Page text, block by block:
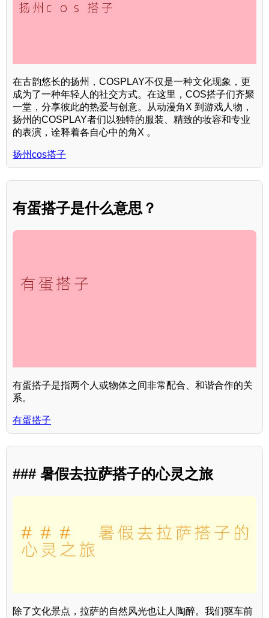
在古韵悠长的扬州，COSPLAY不仅是一种文化现象，更
成为了一种年轻人的社交方式。在这里，COS搭子们齐聚
一堂，分享彼此的热爱与创意。从动漫角X 到游戏人物，
扬州的COSPLAY者们以独特的服装、精致的妆容和专业
的表演，诠释着各自心中的角X 。
扬州cos搭子
有蛋搭子是什么意思？
有蛋搭子是指两个人或物体之间非常配合、和谐合作的关
系。
有蛋搭子
### 暑假去拉萨搭子的心灵之旅
除了文化景点，拉萨的自然风光也让人陶醉。我们驱车前